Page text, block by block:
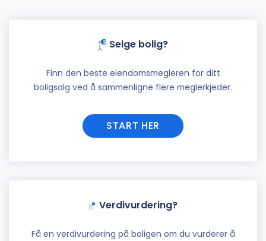
Selge bolig?
Finn den beste eiendomsmegleren for ditt
boligsalg ved å sammenligne flere meglerkjeder.
START HER
Verdivurdering?
Få en verdivurdering på boligen om du vurderer å